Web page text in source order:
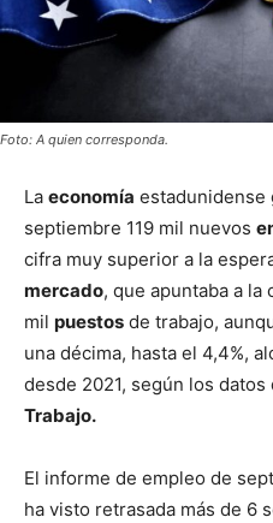
Foto: A quien corresponda.
La economía estadunidense
septiembre 119 mil nuevos
cifra muy superior a la
mercado, que apuntaba a
mil puestos de trabajo,
una décima, hasta el 4,4%,
desde 2021, según los datos
Trabajo.
El informe de empleo de
ha visto retrasada más de 6